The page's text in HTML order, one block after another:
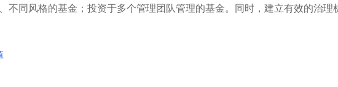
不同风格的基金；投资于多个管理团队管理的基金。同时，建立有效的治理